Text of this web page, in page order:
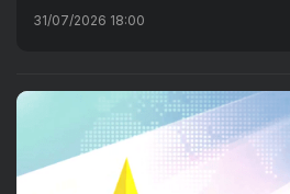
31/07/2026 18:00